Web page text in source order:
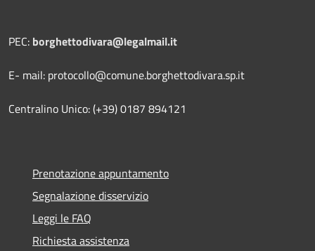
PEC: borghettodivara@legalmail.it
E- mail: protocollo@comune.borghettodivara.sp.it
Centralino Unico: (+39) 0187 894121
Prenotazione appuntamento
Segnalazione disservizio
Leggi le FAQ
Richiesta assistenza